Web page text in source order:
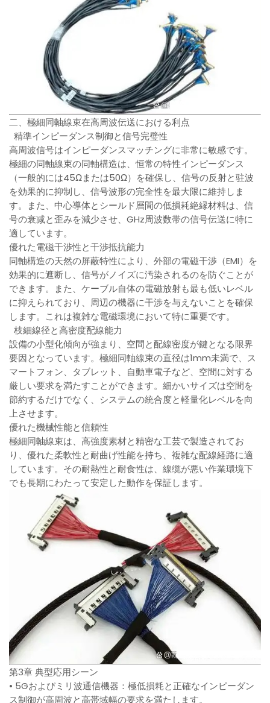
二、極細同軸線束在高周波伝送における利点
精準インピーダンス制御と信号完璧性
高周波信号はインピーダンスマッチングに非常に敏感です。
極細の同軸線束の同軸構造は、恒常の特性インピーダンス
（一般的には45Ωまたは50Ω）を確保し、信号の反射と驻波
を効果的に抑制し、信号波形の完全性を最大限に維持しま
す。また、中心導体とシールド層間の低損耗絶縁材料は、信
号の衰减と歪みを減少させ、GHz周波数帯の信号伝送に特に
適しています。
優れた電磁干渉性と干渉抵抗能力
同軸構造の天然の屏蔽特性により、外部の電磁干渉（EMI）を
効果的に遮断し、信号がノイズに汚染されるのを防ぐことが
できます。また、ケーブル自体の電磁放射も最も低いレベル
に抑えられており、周辺の機器に干渉を与えないことを確保
します。これは複雑な電磁環境において特に重要です。
枝細線径と高密度配線能力
設備の小型化傾向が強まり、空間と配線密度が鍵となる限界
要因となっています。極細同軸線束の直径は1mm未満で、ス
マートフォン、タブレット、自動車電子など、空間に対する
厳しい要求を満たすことができます。細かいサイズは空間を
節約するだけでなく、システムの統合度と軽量化レベルを向
上させます。
優れた機械性能と信頼性
極細同軸線束は、高強度素材と精密な工芸で製造されてお
り、優れた柔軟性と耐曲げ性能を持ち、複雑な配線経路に適
しています。その耐熱性と耐食性は、線缆が悪い作業環境下
でも長期にわたって安定した動作を保証します。
第3章 典型応用シーン
• 5Gおよびミリ波通信機器：極低損耗と正確なインピーダン
ス制御が高周波と高帯域幅の要求を満たします。